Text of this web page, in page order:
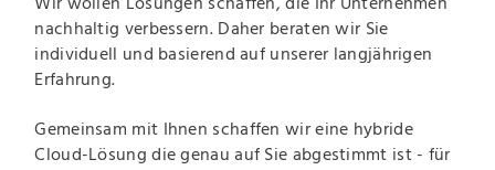
nachhaltig verbessern. Daher beraten wir Sie
individuell und basierend auf unserer langjährigen
Erfahrung.
Gemeinsam mit Ihnen schaffen wir eine hybride
Cloud-Lösung die genau auf Sie abgestimmt ist - für